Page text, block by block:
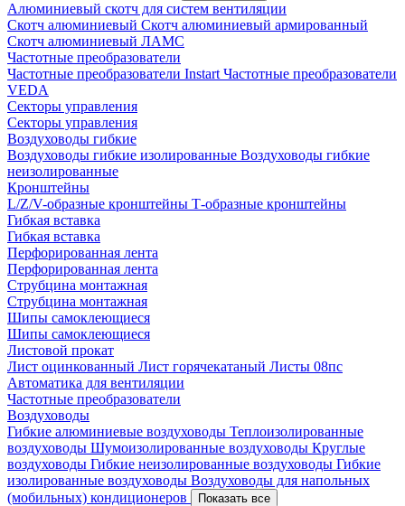
Алюминиевый скотч для систем вентиляции
Скотч алюминиевый Скотч алюминиевый армированный
Скотч алюминиевый ЛАМС
Частотные преобразователи
Частотные преобразователи Instart Частотные преобразователи
VEDA
Секторы управления
Секторы управления
Воздуховоды гибкие
Воздуховоды гибкие изолированные Воздуховоды гибкие
неизолированные
Кронштейны
L/Z/V-образные кронштейны Т-образные кронштейны
Гибкая вставка
Гибкая вставка
Перфорированная лента
Перфорированная лента
Струбцина монтажная
Струбцина монтажная
Шипы самоклеющиеся
Шипы самоклеющиеся
Листовой прокат
Лист оцинкованный Лист горячекатаный Листы 08пс
Автоматика для вентиляции
Частотные преобразователи
Воздуховоды
Гибкие алюминиевые воздуховоды Теплоизолированные
воздуховоды Шумоизолированные воздуховоды Круглые
воздуховоды Гибкие неизолированные воздуховоды Гибкие
изолированные воздуховоды Воздуховоды для напольных
(мобильных) кондиционеров
Показать все